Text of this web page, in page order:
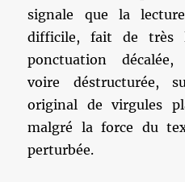
signale que la
difficile, fait de très
ponctuation
voire déstructurée,
original de virgules
malgré la force du
perturbée.